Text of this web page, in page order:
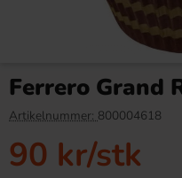
Ferrero Grand
Artikelnummer: 800004618
90 kr/stk